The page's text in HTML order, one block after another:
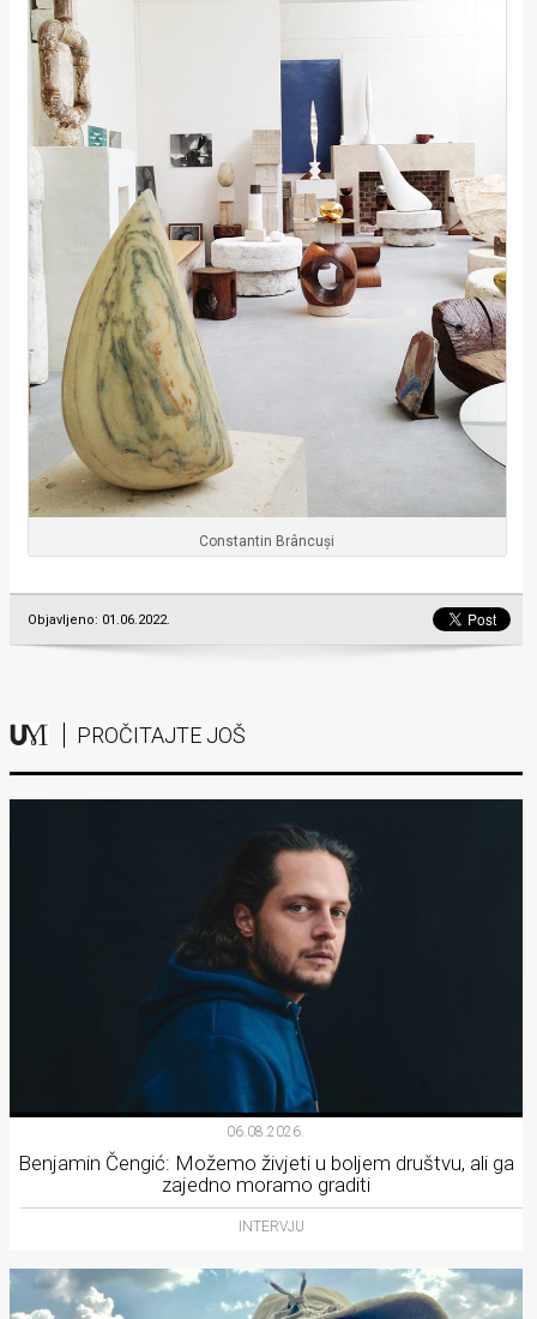
Constantin Brâncuși
Objavljeno: 01.06.2022.
PROČITAJTE JOŠ
06.08.2026.
Benjamin Čengić: Možemo živjeti u boljem društvu, ali ga
zajedno moramo graditi
INTERVJU